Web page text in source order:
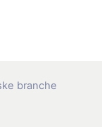
branche